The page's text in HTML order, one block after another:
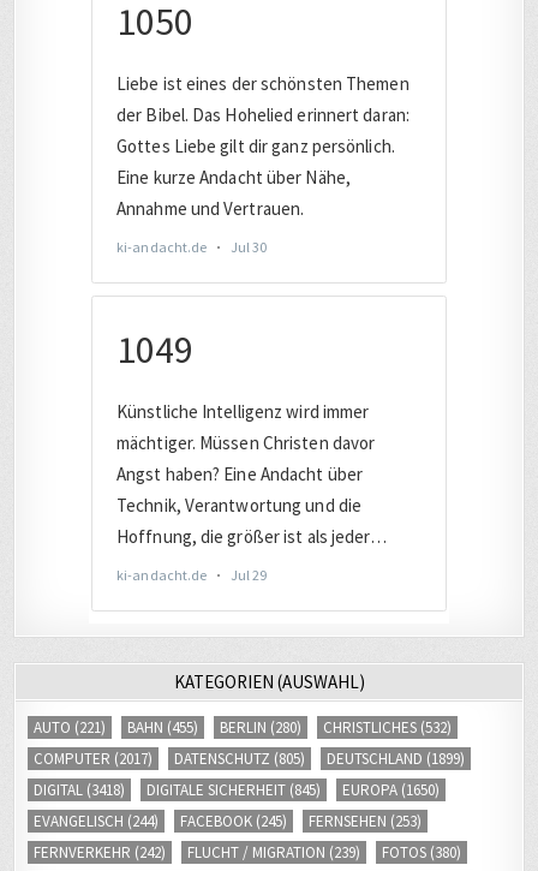
KATEGORIEN (AUSWAHL)
AUTO (221) BAHN (455) BERLIN (280) CHRISTLICHES (532)
COMPUTER (2017) DATENSCHUTZ (805) DEUTSCHLAND (1899)
DIGITAL (3418) DIGITALE SICHERHEIT (845) EUROPA (1650)
EVANGELISCH (244) FACEBOOK (245) FERNSEHEN (253)
FERNVERKEHR (242) FLUCHT / MIGRATION (239) FOTOS (380)